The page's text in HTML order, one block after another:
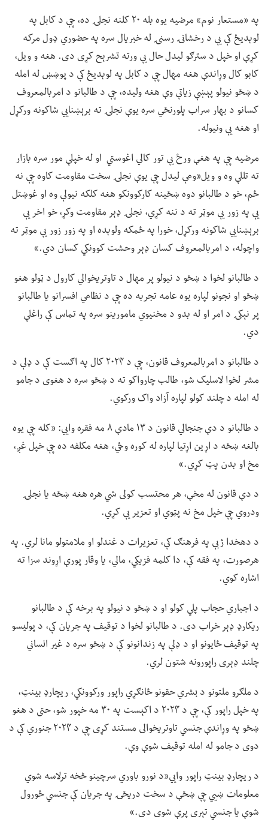
په «مستعار نوم» مرضیه یوه بله ۲۰ کلنه نجلۍ ده، چې د کابل په
لوېدیځ کې یې د رخشانۍ رسنۍ له خبریال سره په حضوري ډول مرکه
کړې او خپل د سترګو لیدل حال یې ورته تشرېح کړی دی. هغه و ویل،
کابو کال وړاندې هغه مهال چې د کابل په لوېدیځ کې د پوښښ له امله
د ښځو نیولو پېښې زیاتې وې هغه ولیده، چې د طالبانو د امربالمعروف
کسانو د بهار سراب پلورنځي سره یوې نجلۍ ته برېښنايي شاکونه ورکړل
او هغه یې ونیوله.
مرضیه چې په هغې ورځ یې تور کالي اغوستي او له خپلې مور سره بازار
ته تللې وه و ویل«ومې لیدل چې یوې نجلۍ سخت مقاومت کاوه چې نه
ځم، خو د طالبانو دوه ښځینه کارکوونکو هغه کلکه نیولې وه او غوښتل
یې په زور یې موټر ته د ننه کړي، نجلۍ ډېر مقاومت وکړ، خو اخر یې
برېښنايي شاکونه ورکړل، خورا په ځمکه ولوېده او په زور زور یې موټر ته
واچوله، د امربالمعروف کسان ډېر وحشت کوونکي کسان دي.»
د طالبانو لخوا د ښځو د نیولو پر مهال د تاوتریخوالي کارول د ټولو هغو
ښځو او نجونو لپاره یوه عامه تجربه ده چې د نظامي افسرانو یا طالبانو
پر نېکۍ د امر او له بدو د مخنیوي مامورینو سره په تماس کې راغلې
دي.
د طالبانو د امربالمعروف قانون، چې د ۲۰۲۴ کال په اګست کې د ډلې د
مشر لخوا لاسلیک شو، طالب چارواکو ته د ښځو سره د هغوی د جامو
له امله د چلند کولو لپاره آزاد واک ورکوي.
د طالبانو د دې جنجالي قانون د ۱۳ مادې ۸ مه فقره وايي: «کله چې یوه
بالغه ښځه د اړین اړتیا لپاره له کوره وځي، هغه مکلفه ده چې خپل غږ،
مخ او بدن پټ کړي.»
د دې قانون له مخې، هر محتسب کولی شي هره هغه ښځه یا نجلۍ
ودروي چې خپل مخ نه پټوي او تعزیر یې کړي.
د دهخدا ژبې په فرهنګ کې، تعزیرات د غندلو او ملامتولو مانا لري. په
هرصورت، په فقه کې، دا کلمه فزیکي، مالي، یا وقار پورې اړوند سزا ته
اشاره کوي.
د اجباري حجاب پلي کولو او د ښځو د نیولو په برخه کې د طالبانو
ریکارډ ډېر خراب دی. د طالبانو لخوا د توقیف په جریان کې، د پولیسو
په توقیف ځایونو او د ډلې په زندانونو کې د ښځو سره د غیر انساني
چلند ډېری راپورونه شتون لري.
د ملګرو ملتونو د بشري حقونو ځانګړي راپور ورکوونکي، ریچارډ بینټ،
په خپل راپور کې، چې د ۲۰۲۴ د اکېست په ۳۰ مه خپور شو، حتی د هغو
ښځو په وړاندې جنسي تاوتریخوالی مستند کړی چې د ۲۰۲۴ جنوري کې د
دوی د جامو له امله توقیف شوې وې.
د ریچارډ بینټ راپور وايي«د نورو باوري سرچینو څخه ترلاسه شوي
معلومات ښیي چې ښځې د سخت دریځۍ په جریان کې جنسي ځورول
شوې یا جنسي تېری پرې شوی دی.»